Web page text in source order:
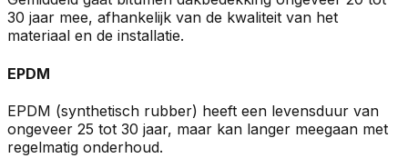
30 jaar mee, afhankelijk van de kwaliteit van het
materiaal en de installatie.
EPDM
EPDM (synthetisch rubber) heeft een levensduur van
ongeveer 25 tot 30 jaar, maar kan langer meegaan met
regelmatig onderhoud.